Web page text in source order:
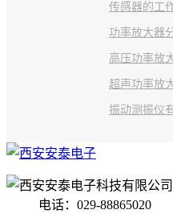
传感器的工
功率放大器
高压功率放
超声功率放
振动测振仪
电话：029-88865020